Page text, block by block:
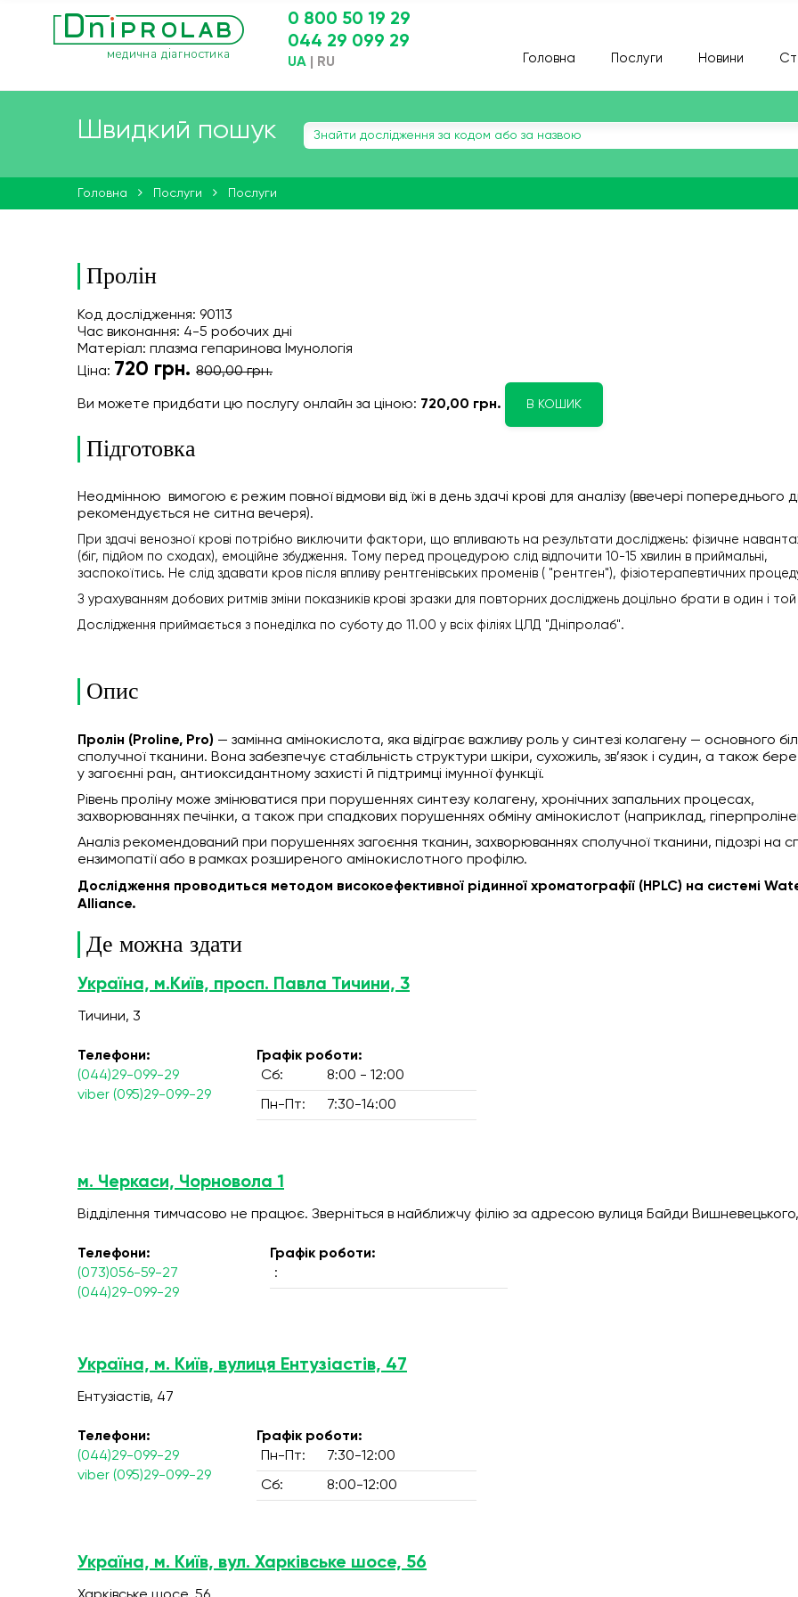
0 800 50 19 29
044 29 099 29
UA RU Головна Послуги Новини
Швидкий пошук
Головна Послуги Послуги
Пролін
Код дослідження: 90113
Час виконання: 4-5 робочих дні
Матеріал: плазма гепаринова Імунологія
Ціна: 720 грн. 800,00 грн.
Ви можете придбати цю послугу онлайн за ціною: 720,00 грн. В КОШИК
Підготовка
Неодмінною вимогою є режим повної відмови від їжі в день здачі крові для аналізу (ввечері попереднього
рекомендується не ситна вечеря).
При здачі венозної крові потрібно виключити фактори, що впливають на результати досліджень: фізичне
(біг, підйом по сходах), емоційне збудження. Тому перед процедурою слід відпочити 10-15 хвилин в приймальні,
заспокоїтись. Не слід здавати кров після впливу рентгенівських променів ( "рентген"), фізіотерапевтичних
З урахуванням добових ритмів зміни показників крові зразки для повторних досліджень доцільно брати в один і
Дослідження приймається з понеділка по суботу до 11.00 у всіх філіях ЦЛД "Дніпролаб".
Опис
Пролін (Proline, Pro) — замінна амінокислота, яка відіграє важливу роль у синтезі колагену — основного
сполучної тканини. Вона забезпечує стабільність структури шкіри, сухожиль, зв’язок і судин, а також
у загоєнні ран, антиоксидантному захисті й підтримці імунної функції.
Рівень проліну може змінюватися при порушеннях синтезу колагену, хронічних запальних процесах,
захворюваннях печінки, а також при спадкових порушеннях обміну амінокислот (наприклад,
Аналіз рекомендований при порушеннях загоєння тканин, захворюваннях сполучної тканини, підозрі на
ензимопатії або в рамках розширеного амінокислотного профілю.
Дослідження проводиться методом високоефективної рідинної хроматографії (HPLC) на системі
Alliance.
Де можна здати
Україна, м.Київ, просп. Павла Тичини, 3
Тичини, 3
Телефони:
(044)29-099-29
viber (095)29-099-29
Графік роботи:
Сб:
8:00 - 12:00
Пн-Пт: 7:30-14:00
м. Черкаси, Чорновола 1
Відділення тимчасово не працює. Зверніться в найближчу філію за адресою вулиця Байди
Телефони:
(073)056-59-27
(044)29-099-29
Графік роботи:
:
Україна, м. Київ, вулиця Ентузіастів, 47
Ентузіастів, 47
Телефони:
(044)29-099-29
viber (095)29-099-29
Графік роботи:
Пн-Пт:
7:30-12:00
Сб: 8:00-12:00
Україна, м. Київ, вул. Харківське шосе, 56